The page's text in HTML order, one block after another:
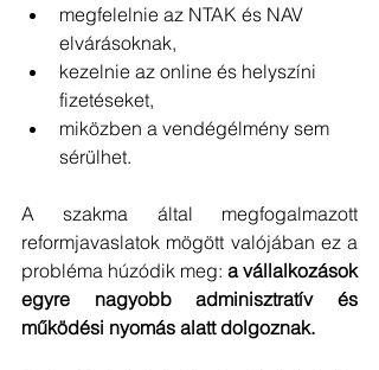
megfelelnie az NTAK és NAV
elvárásoknak,
kezelnie az online és helyszíni
fizetéseket,
miközben a vendégélmény sem
sérülhet.
A szakma által megfogalmazott
reformjavaslatok mögött valójában ez a
probléma húzódik meg: a vállalkozások
egyre nagyobb adminisztratív és
működési nyomás alatt dolgoznak.